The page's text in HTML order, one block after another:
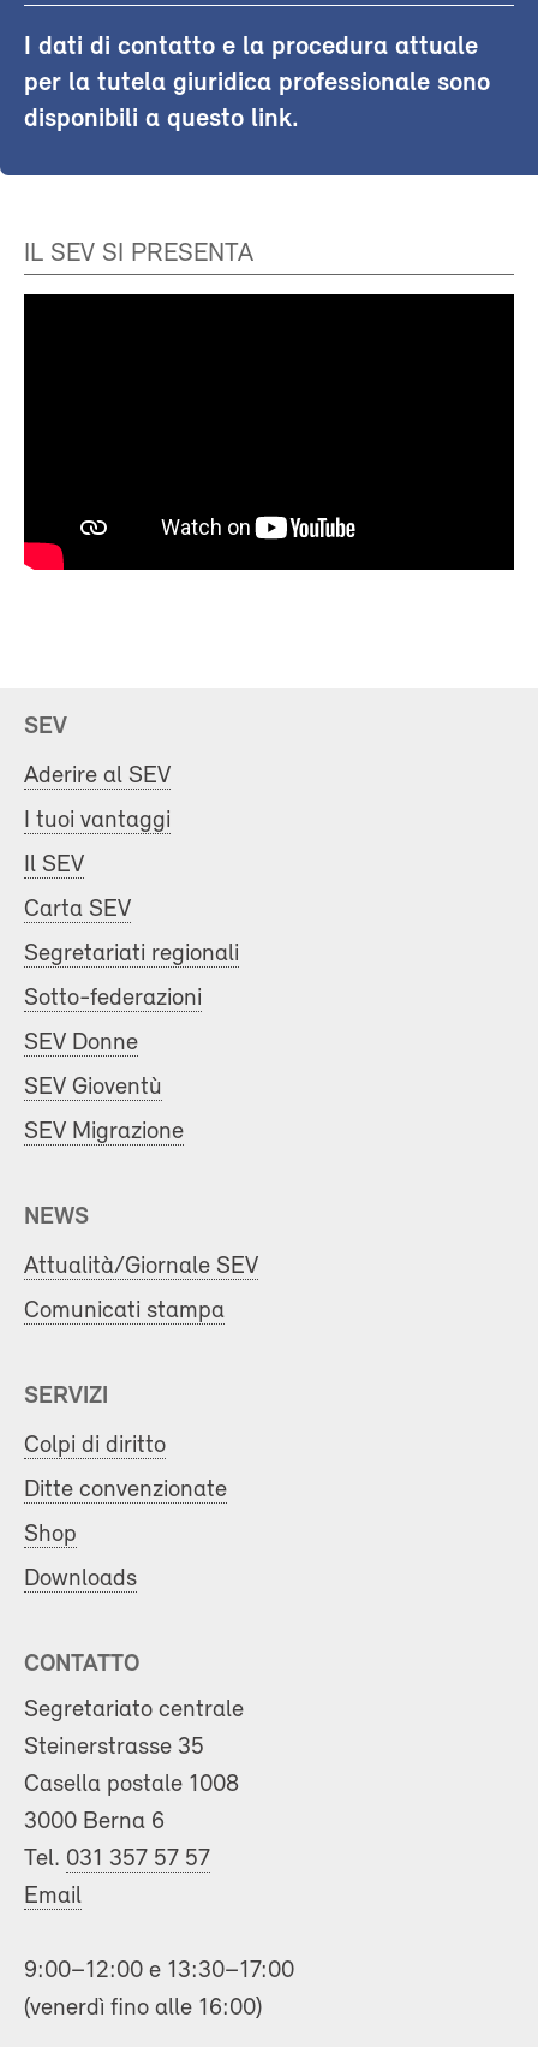
I dati di contatto e la procedura attuale
per la tutela giuridica professionale sono
disponibili a questo link.
IL SEV SI PRESENTA
SEV
Aderire al SEV
I tuoi vantaggi
Il SEV
Carta SEV
Segretariati regionali
Sotto-federazioni
SEV Donne
SEV Gioventù
SEV Migrazione
NEWS
Attualità/Giornale SEV
Comunicati stampa
SERVIZI
Colpi di diritto
Ditte convenzionate
Shop
Downloads
CONTATTO
Segretariato centrale
Steinerstrasse 35
Casella postale 1008
3000 Berna 6
Tel. 031 357 57 57
Email
9:00–12:00 e 13:30–17:00
(venerdì fino alle 16:00)